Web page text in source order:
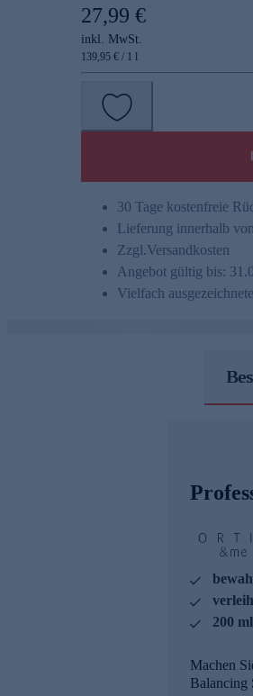
27,99 €
inkl. MwSt.
139,95 € / 1 l
30 Tage kostenfreie
Lieferung innerhalb
Zzgl.Versandkosten
Angebot gültig bis:
Vielfach
200
Machen
Balancing